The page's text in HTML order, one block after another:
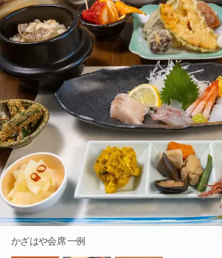
かざはや会席 一例